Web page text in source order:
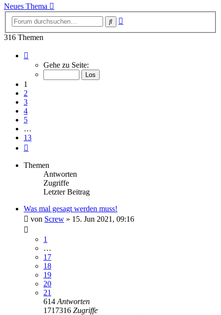
Neues Thema
Suche
316 Themen
von
Gehe zu Seite:
1
2
3
4
5
…
13
Themen
Antworten
Zugriffe
Letzter Beitrag
Was mal gesagt werden muss!
von Screw » 15. Jun 2021, 09:16
1
…
17
18
19
20
21
614 Antworten
1717316 Zugriffe